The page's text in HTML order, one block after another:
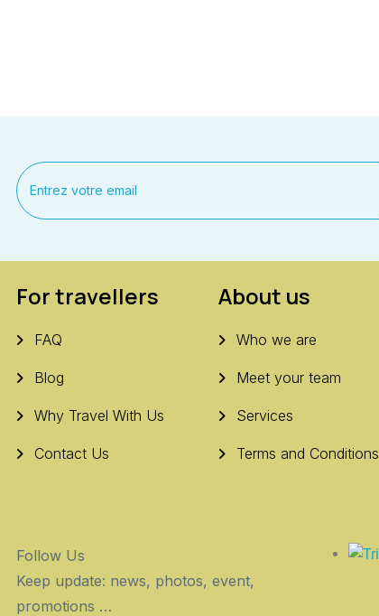
For travellers
FAQ
Blog
Why Travel With Us
Contact Us
About us
Who we are
Meet your team
Services
Terms and Conditions
Follow Us
Keep update: news, photos, event,
promotions …